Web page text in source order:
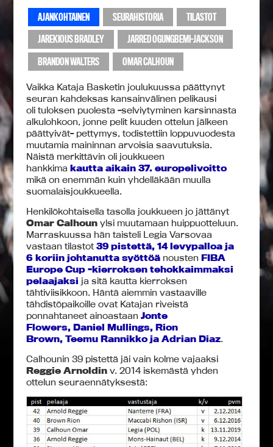
AJANKOHTAINEN SEURAHISTORIA
TILASTOT
JAREKIOUS BRADLEY
JARRED OGUNGBEMI-JACKSON
BRANDON WALTERS
OMAR CALHOUN
Vaikka Kataja Basketin joulukuussa päättynyt
seuran kahdeksas kansainvälinen pelikausi
oli tuloksen puolesta -selviytyminen karsinnasta
alkulohkoon, jonne pelit kuuden ottelun jälkeen
päättyivät- pettymys, todistettiin loppuvuodesta
muutamia maininnan arvoisia saavutuksia.
Näistä merkittävin oli joukkueen
hankkimakautta aikain 37. europelivoitto
mikä on enemmän kuin yhdelläkään muulla
suomalaisjoukkueella.
Henkilökohtaisella tasolla joukkueen jo jättänyt
Omar Calhoun ylsi muutamaan huippuotteluun.
Marraskuussa hän taisteli Legia Varsovaa
vastaan tilastot39 pistettä, 14 levypalloa ja
6 koriin johtanutta syöttöä noustenFIBA
Europe Cup -kierroksen tehokkaimmaksi
pelaajaksi ja sitä kautta kierroksen
tähtiviisikkoon. Häntä aiemmin vastaaville
tähdistöpaikoille ovat Katajan riveistä
ponnahtaneet ainoastaanJonte
Flowers, Daniel Mullings, Rion
Brown, Teemu Rannikko ja Adrian Diaz.
Calhounin 39 pistettä jäi vain kolme vajaaksi
Reggie Arnoldin v. 2014 iskemästä yhden
ottelun seuraennätyksestä: